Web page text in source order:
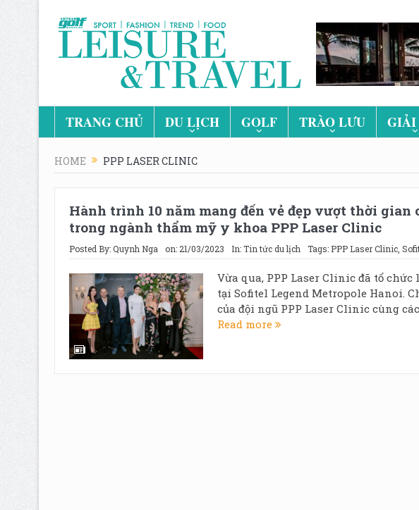
TRANG CHỦ DU LỊCH GOLF TRÀO LƯU
HOME PPP LASER CLINIC
Hành trình 10 năm mang đến vẻ đẹp vượt thời gian
trong ngành thẩm mỹ y khoa PPP Laser Clinic
Posted By:Quynh Nga on: 21/03/2023 In:Tin tức du lịch Tags: PPP Laser Clinic,
Vừa qua, PPP Laser Clinic đã tổ
tại Sofitel Legend Metropole Hanoi.
của đội ngũ PPP Laser Clinic cùng
Read more